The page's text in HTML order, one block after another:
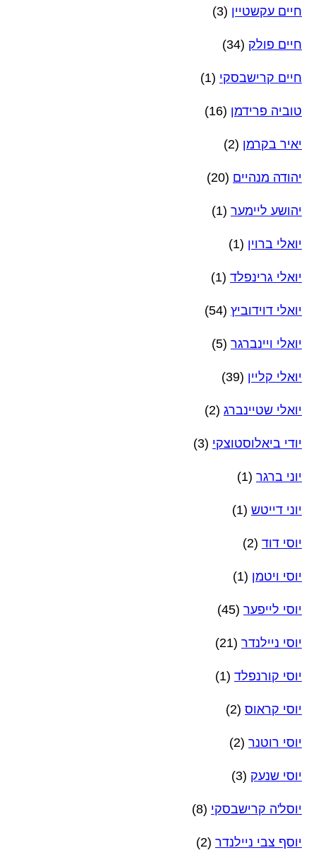
חיים עקשטיין (3)
חיים פולק (34)
חיים קרישבסקי (1)
טוביה פרידמן (16)
יאיר בקרמן (2)
יהודה מנהיים (20)
יהושע ליימער (1)
יואלי ברוין (1)
יואלי גרינפלד (1)
יואלי דוידוביץ (54)
יואלי ויינברגר (5)
יואלי קליין (39)
יואלי שטיינברג (2)
יודי ביאלוסטוצקי (3)
יוני ברגר (1)
יוני דייטש (1)
יוסי דוד (2)
יוסי ויטמן (1)
יוסי לייפער (45)
יוסי ניילנדר (21)
יוסי קורנפלד (1)
יוסי קראוס (2)
יוסי רוטנר (2)
יוסי שנעק (3)
יוסל'ה קרישבסקי (8)
יוסף צבי ניילנדר (2)